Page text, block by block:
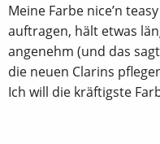
Meine Farbe nice’n
auftragen, hält etwas
angenehm (und das
die neuen Clarins
Ich will die kräftigste